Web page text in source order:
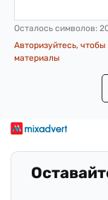
Осталось символов:
Авторизуйтесь,
материалы